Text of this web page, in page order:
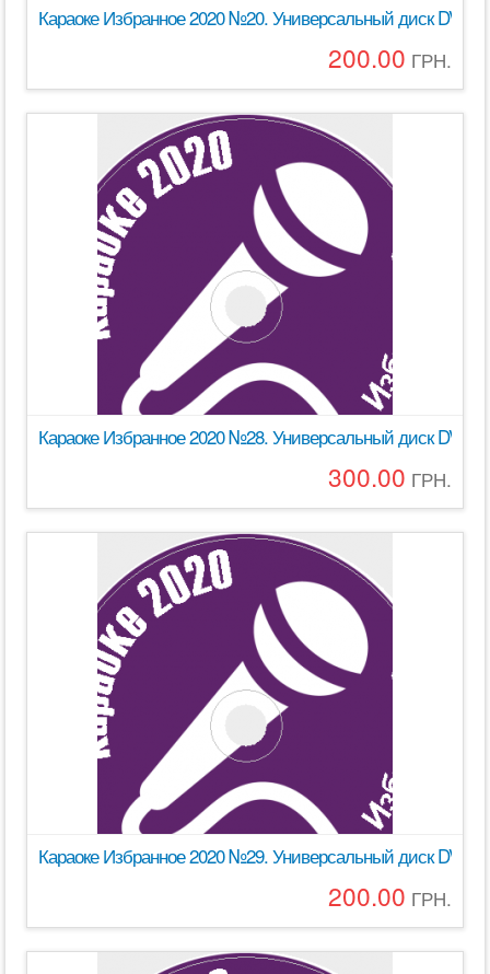
Караоке Избранное 2020 №20. Универсальный диск DVD
200.00 ГРН.
Караоке Избранное 2020 №28. Универсальный диск DVD
300.00 ГРН.
Караоке Избранное 2020 №29. Универсальный диск DVD
200.00 ГРН.